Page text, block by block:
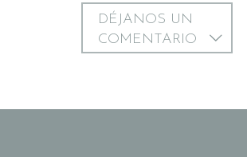
DÉJANOS UN
COMENTARIO